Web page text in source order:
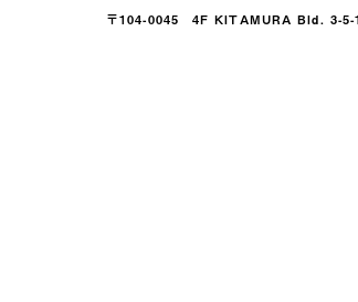
〒104-0045 4F KITAMURA Bld. 3-